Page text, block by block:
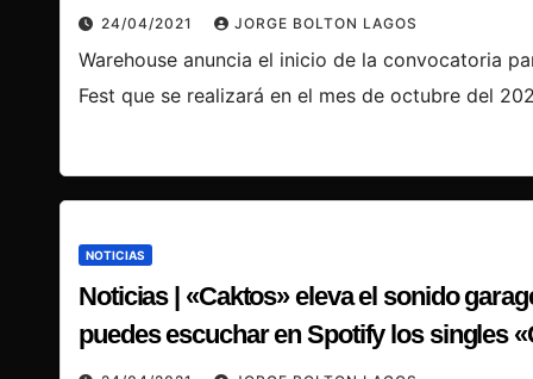
24/04/2021 JORGE BOLTON LAGOS
Warehouse anuncia el inicio de la convocatoria
Fest que se realizará en el mes de octubre del
NOTICIAS
Noticias | «Caktos» eleva el sonido
puedes escuchar en Spotify los singles